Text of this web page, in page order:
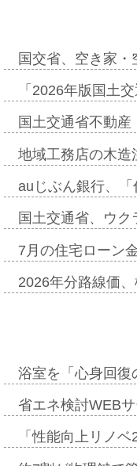
国交省、空き家
「2026年版国土
国土交通省不動
地域工務店の木
auじぶん銀行、
国土交通省、ウ
7月の住宅ローン
2026年分路線価
浴室を「心身回
省エネ検討WEB
「性能向上リノ